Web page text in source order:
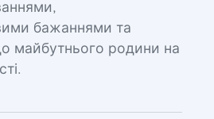
бажаннями та
майбутнього родини на